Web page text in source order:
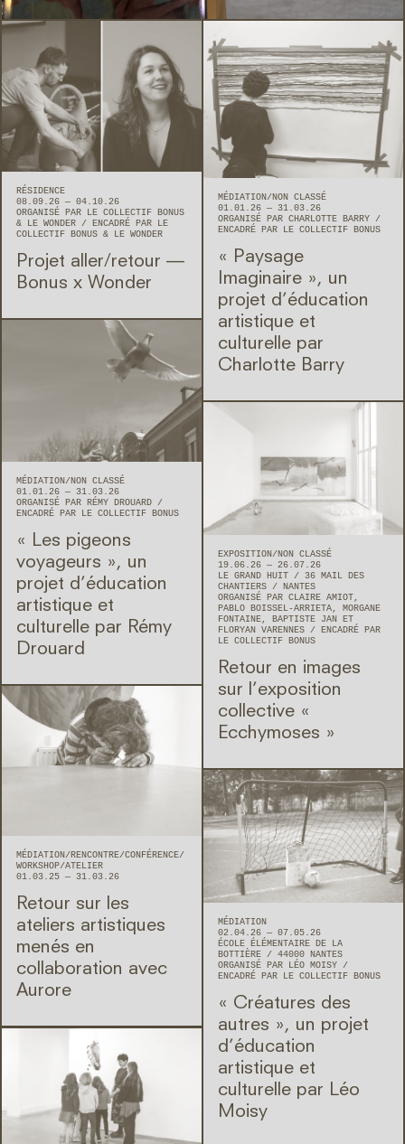
RÉSIDENCE
08.09.26 — 04.10.26
ORGANISÉ PAR LE COLLECTIF BONUS
& LE WONDER
ENCADRÉ PAR LE
COLLECTIF BONUS & LE WONDER
Projet aller/retour —
Bonus x Wonder
MÉDIATION
NON CLASSÉ
01.01.26 — 31.03.26
ORGANISÉ PAR CHARLOTTE BARRY
ENCADRÉ PAR LE COLLECTIF BONUS
« Paysage
Imaginaire », un
projet d’éducation
artistique et
culturelle par
Charlotte Barry
MÉDIATION
NON CLASSÉ
01.01.26 — 31.03.26
ORGANISÉ PAR RÉMY DROUARD
ENCADRÉ PAR LE COLLECTIF BONUS
« Les pigeons
voyageurs », un
projet d’éducation
artistique et
culturelle par Rémy
Drouard
EXPOSITION NON CLASSÉ
19.06.26 — 26.07.26
LE GRAND HUIT
36 MAIL DES
CHANTIERS
NANTES
ORGANISÉ PAR CLAIRE AMIOT,
PABLO BOISSEL-ARRIETA, MORGANE
FONTAINE, BAPTISTE JAN ET
FLORYAN VARENNES
ENCADRÉ PAR
LE COLLECTIF BONUS
Retour en images
sur l’exposition
collective «
Ecchymoses »
MÉDIATION RENCONTRE/CONFÉRENCE
WORKSHOP/ATELIER
01.03.25 — 31.03.26
Retour sur les
ateliers artistiques
menés en
collaboration avec
Aurore
MÉDIATION
02.04.26 — 07.05.26
ÉCOLE ÉLÉMENTAIRE DE LA
BOTTIÈRE
44000 NANTES
ORGANISÉ PAR LÉO MOISY
ENCADRÉ PAR LE COLLECTIF BONUS
« Créatures des
autres », un projet
d’éducation
artistique et
culturelle par Léo
Moisy